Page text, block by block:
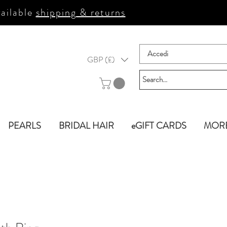
shipping & returns
GBP (£) Accedi
PEARLS BRIDAL HAIR eGIFT CARDS